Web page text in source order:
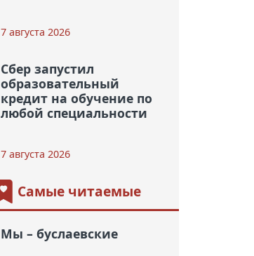
7 августа 2026
Сбер запустил
образовательный
кредит на обучение по
любой специальности
7 августа 2026
Самые читаемые
Мы – буслаевские